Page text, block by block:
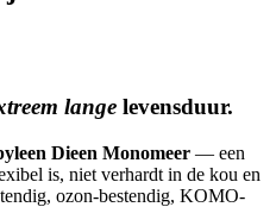
lange levensduur.
Dieen Monomeer — een
is, niet verhardt in de kou en
ozon-bestendig, KOMO-